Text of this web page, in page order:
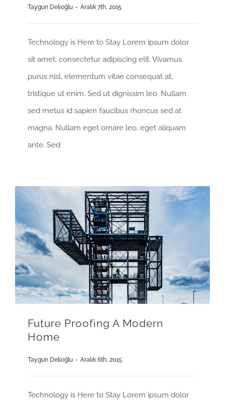
Taygun Delioğlu - Aralık 7th, 2015
Technology is Here to Stay Lorem ipsum dolor
sit amet, consectetur adipiscing elit. Vivamus
purus nisl, elementum vitae consequat at,
tristique ut enim. Sed ut dignissim leo. Nullam
sed metus id sapien faucibus rhoncus sed at
magna. Nullam eget ornare leo, eget aliquam
ante. Sed
Future Proofing A Modern
Home
Taygun Delioğlu - Aralık 6th, 2015
Technology is Here to Stay Lorem ipsum dolor